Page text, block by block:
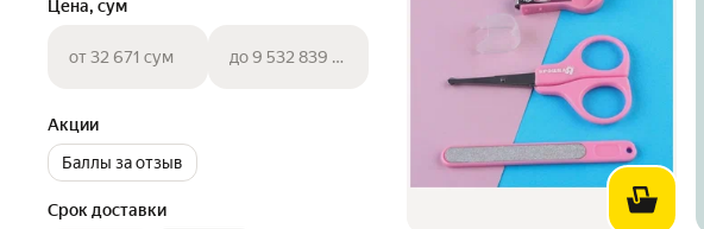
Цена, сум
от 32 671 сум до 9 532 839 сум
Акции
Баллы за отзыв
Срок доставки